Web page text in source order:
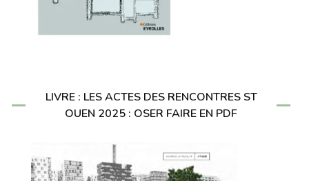
LIVRE : LES ACTES DES RENCONTRES ST
OUEN 2025 : OSER FAIRE EN PDF